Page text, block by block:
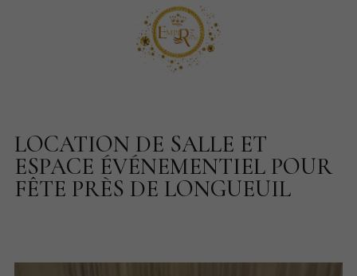
LOCATION DE SALLE ET
ESPACE ÉVÉNEMENTIEL POUR
FÊTE PRÈS DE LONGUEUIL